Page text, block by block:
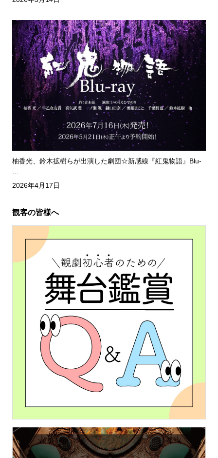
柚香光、鈴木拡樹らが出演した劇団☆新感線『紅鬼物語』Blu-
2026年4月17日
観客の皆様へ